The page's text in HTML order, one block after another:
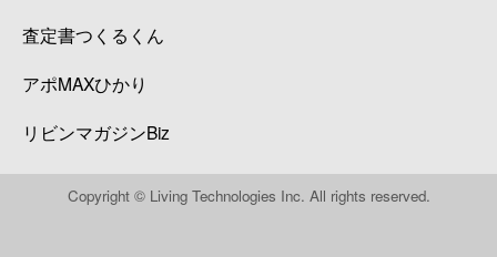
査定書つくるくん
アポMAXひかり
リビンマガジンBiz
Copyright © Living Technologies Inc. All rights reserved.